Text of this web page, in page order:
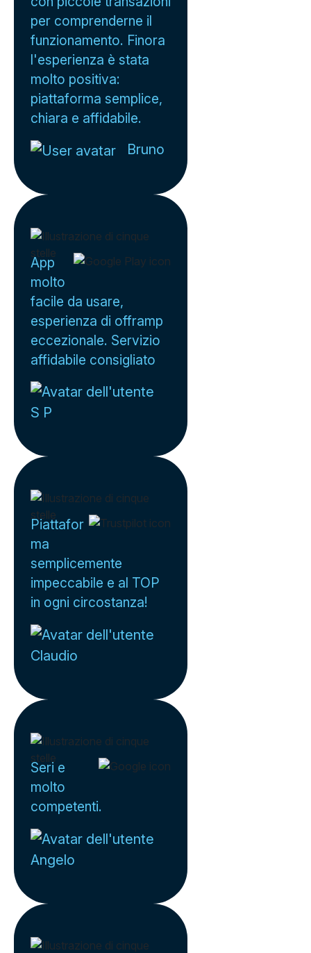
per comprenderne il
funzionamento. Finora
l'esperienza è stata
molto positiva:
piattaforma semplice,
chiara e affidabile.
Bruno
App
molto
facile da usare,
esperienza di offramp
eccezionale. Servizio
affidabile consigliato
S P
Piattafor
ma
semplicemente
impeccabile e al TOP
in ogni circostanza!
Claudio
Seri e
molto
competenti.
Angelo